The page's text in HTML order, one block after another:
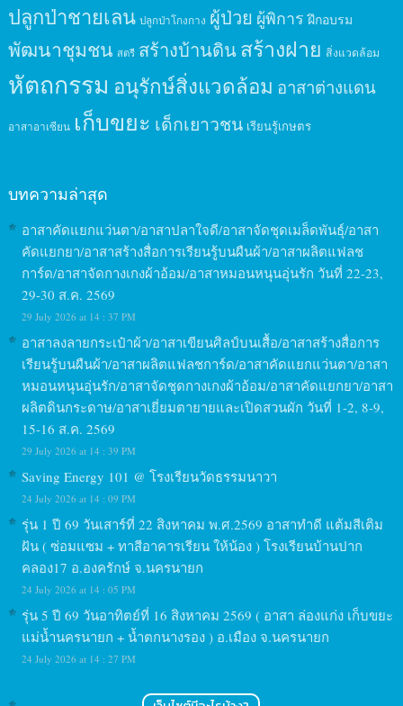
ปลูกป่าชายเลน ปลูกป่าโกงกาง ผู้ป่วย ผู้พิการ ฝึกอบรม
พัฒนาชุมชน สตรี สร้างบ้านดินสร้างฝาย สิ่งแวดล้อม
หัตถกรรม อนุรักษ์สิ่งแวดล้อม อาสาต่างแดน
อาสาอาเซียน เก็บขยะ เด็กเยาวชน เรียนรู้เกษตร
บทความล่าสุด
อาสาคัดแยกแว่นตา/อาสาปลาใจดี/อาสาจัดชุดเมล็ดพันธุ์/อาสา
คัดแยกยา/อาสาสร้างสื่อการเรียนรู้บนผืนผ้า/อาสาผลิตแฟลช
การ์ด/อาสาจัดกางเกงผ้าอ้อม/อาสาหมอนหนุนอุ่นรัก วันที่ 22-23,
29-30 ส.ค. 2569
29 July 2026 at 14 : 37 PM
อาสาลงลายกระเป๋าผ้า/อาสาเขียนศิลป์บนเสื้อ/อาสาสร้างสื่อการ
เรียนรู้บนผืนผ้า/อาสาผลิตแฟลชการ์ด/อาสาคัดแยกแว่นตา/อาสา
หมอนหนุนอุ่นรัก/อาสาจัดชุดกางเกงผ้าอ้อม/อาสาคัดแยกยา/อาสา
ผลิตดินกระดาษ/อาสาเยี่ยมตายายและเปิดสวนผัก วันที่ 1-2, 8-9,
15-16 ส.ค. 2569
29 July 2026 at 14 : 39 PM
Saving Energy 101 @ โรงเรียนวัดธรรมนาวา
24 July 2026 at 14 : 09 PM
รุ่น 1 ปี 69 วันเสาร์ที่ 22 สิงหาคม พ.ศ.2569 อาสาทำดี แต้มสีเติม
ฝัน ( ซ่อมแซม + ทาสีอาคารเรียน ให้น้อง ) โรงเรียนบ้านปาก
คลอง17 อ.องครักษ์ จ.นครนายก
24 July 2026 at 14 : 05 PM
รุ่น 5 ปี 69 วันอาทิตย์ที่ 16 สิงหาคม 2569 ( อาสา ล่องแก่ง เก็บขยะ
แม่น้ำนครนายก + น้ำตกนางรอง ) อ.เมือง จ.นครนายก
24 July 2026 at 14 : 27 PM